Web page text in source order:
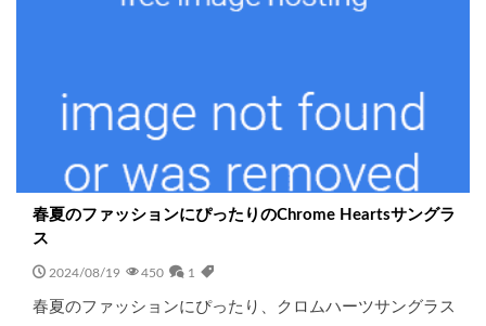
春夏のファッションにぴったりのChrome Heartsサングラ
ス
2024/08/19 450 1
春夏のファッションにぴったり、クロムハーツサングラス